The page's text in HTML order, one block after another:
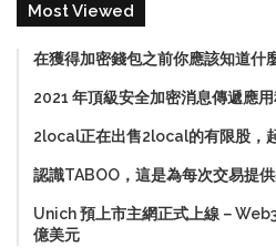
Most Viewed
在獲得加密錢包之前你應該知道什
2021 年頂級安全加密消息傳遞應
2local正在出售2local的有限股，
認識TABOO，這是為每次交易提
Unich 預上市主網正式上線－
億美元